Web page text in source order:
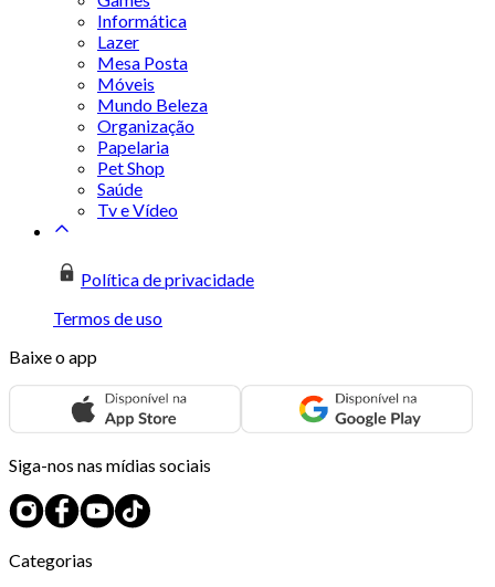
Informática
Lazer
Mesa Posta
Móveis
Mundo Beleza
Organização
Papelaria
Pet Shop
Saúde
Tv e Vídeo
Política de privacidade
Termos de uso
Baixe o app
Siga-nos nas mídias sociais
Categorias